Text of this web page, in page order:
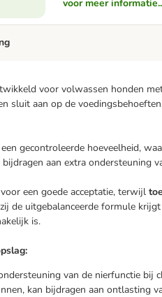
voor meer
voor volwassen honden
sluit aan op de
gecontroleerde hoeveelheid,
aan extra ondersteuning
een goede acceptatie, terwijl
de uitgebalanceerde formule
is.
van de nierfunctie bij
kan bijdragen aan ontlasting